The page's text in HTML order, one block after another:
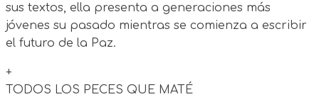
sus textos, ella presenta a generaciones más
jóvenes su pasado mientras se comienza a escribir
el futuro de la Paz.
+
TODOS LOS PECES QUE MATÉ